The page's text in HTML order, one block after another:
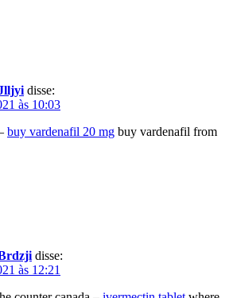
disse:
às 10:03
buy vardenafil 20 mg buy vardenafil from
disse:
às 12:21